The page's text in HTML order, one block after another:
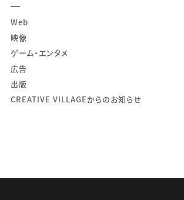
Web
映像
ゲーム・エンタメ
広告
出版
CREATIVE VILLAGEからのお知らせ